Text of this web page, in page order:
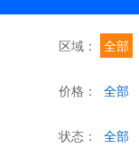
区域： 全部
价格： 全部
状态： 全部